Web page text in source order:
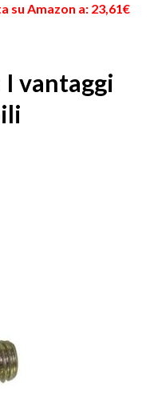
su Amazon a: 23,61€
vantaggi